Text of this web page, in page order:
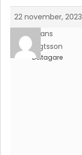
22 november, 2023
Hans
Bengtsson
Deltagare